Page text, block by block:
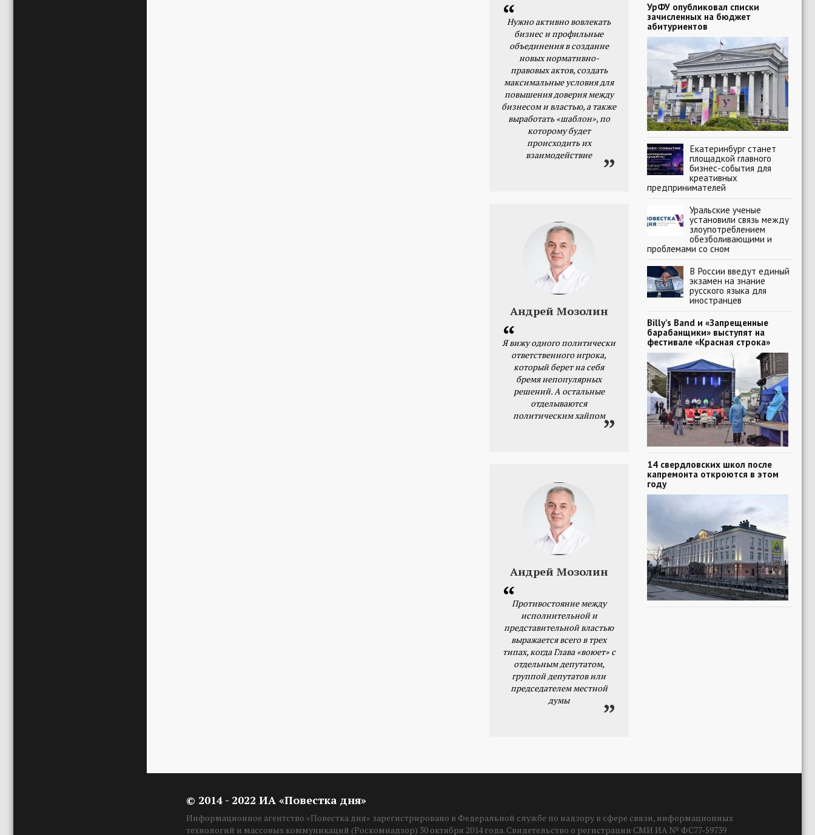
Нужно активно вовлекать
бизнес и профильные
объединения в создание
новых нормативно-
правовых актов, создать
максимальные условия для
повышения доверия между
бизнесом и властью, а также
выработать «шаблон», по
которому будет
происходить их
взаимодействие
Андрей Мозолин
Я вижу одного политически
ответственного игрока,
который берет на себя
бремя непопулярных
решений. А остальные
отделываются
политическим хайпом
Андрей Мозолин
Противостояние между
исполнительной и
представительной властью
выражается всего в трех
типах, когда Глава «воюет» с
отдельным депутатом,
группой депутатов или
председателем местной
думы
УрФУ опубликовал списки
зачисленных на бюджет
абитуриентов
Екатеринбург станет
площадкой главного
бизнес-события для
креативных
предпринимателей
Уральские ученые
установили связь между
злоупотреблением
обезболивающими и
проблемами со сном
В России введут единый
экзамен на знание
русского языка для
иностранцев
Billy’s Band и «Запрещенные
барабанщики» выступят на
фестивале «Красная строка»
14 свердловских школ после
капремонта откроются в этом
году
© 2014 - 2022 ИА «Повестка дня»
Информационное агентство «Повестка дня» зарегистрировано в Федеральной службе по надзору в сфере связи, информационных
технологий и массовых коммуникаций (Роскомнадзор) 30 октября 2014 года. Свидетельство о регистрации СМИ ИА № ФС77-59739